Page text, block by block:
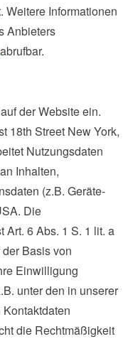
Weitere Informationen
Anbieters
abrufbar.
der Website ein.
18th Street New York,
Nutzungsdaten
Inhalten,
(z.B. Geräte-
Die
Art. 6 Abs. 1 S. 1 lit. a
Basis von
Einwilligung
unter den in unserer
die Rechtmäßigkeit